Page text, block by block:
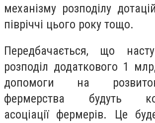
механізму розподілу
півріччі цього року тощо.
Передбачається, що
розподіл додаткового 1
допомоги на
фермерства будуть
асоціації фермерів. Це